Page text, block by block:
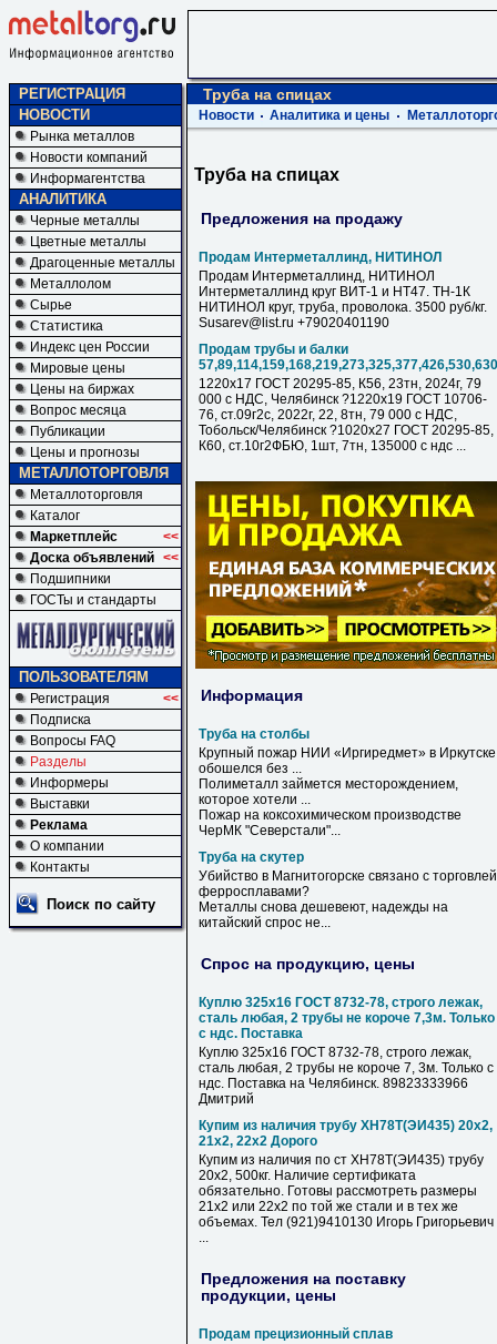
РЕГИСТРАЦИЯ
НОВОСТИ
Рынка металлов
Новости компаний
Информагентства
АНАЛИТИКА
Черные металлы
Цветные металлы
Драгоценные металлы
Металлолом
Сырье
Статистика
Индекс цен России
Мировые цены
Цены на биржах
Вопрос месяца
Публикации
Цены и прогнозы
МЕТАЛЛОТОРГОВЛЯ
Металлоторговля
Каталог
Маркетплейс
<<
Доска объявлений <<
Подшипники
ГОСТы и стандарты
ПОЛЬЗОВАТЕЛЯМ
Регистрация
<<
Подписка
Вопросы FAQ
Разделы
Информеры
Выставки
Реклама
О компании
Контакты
Поиск по сайту
Труба на спицах
Новости Аналитика и цены
Труба на спицах
Предложения на продажу
Продам Интерметаллинд, НИТИНОЛ
Продам Интерметаллинд, НИТИНОЛ
Интерметаллинд круг ВИТ-1 и НТ47. ТН-1К
НИТИНОЛ круг, труба, проволока. 3500 руб/кг.
Susarev@list.ru +79020401190
Продам трубы и балки
1220х17 ГОСТ 20295-85, К56, 23тн, 2024г, 79
000 с НДC, Челябинск ?1220х19 ГОСТ 10706-
76, ст.09г2с, 2022г, 22, 8тн, 79 000 с НДC,
Тобольск/Челябинск ?1020х27 ГОСТ 20295-85,
К60, ст.10г2ФБЮ, 1шт, 7тн, 135000 с ндс ...
Информация
Труба на столбы
Крупный пожар НИИ «Иргиредмет» в Иркутске
обошелся без ...
Полиметалл займется месторождением,
которое хотели ...
Пожар на коксохимическом производстве
ЧерМК "Северстали"...
Труба на скутер
Убийство в Магнитогорске связано с торговлей
ферросплавами?
Металлы снова дешевеют, надежды на
китайский спрос не...
Спрос на продукцию, цены
Куплю 325х16 ГОСТ 8732-78, строго лежак,
сталь любая, 2 трубы не короче 7,3м. Только
с ндс. Поставка
Куплю 325х16 ГОСТ 8732-78, строго лежак,
сталь любая, 2 трубы не короче 7, 3м. Только с
ндс. Поставка на Челябинск. 89823333966
Дмитрий
Купим из наличия трубу ХН78Т(ЭИ435) 20х2,
21х2, 22х2 Дорого
Купим из наличия по ст ХН78Т(ЭИ435) трубу
20х2, 500кг. Наличие сертификата
обязательно. Готовы рассмотреть размеры
21х2 или 22х2 по той же стали и в тех же
объемах. Тел (921)9410130 Игорь Григорьевич
...
Предложения на поставку
продукции, цены
Продам прецизионный сплав